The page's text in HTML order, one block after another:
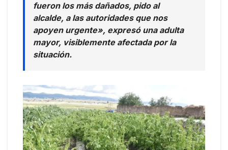
fueron los más dañados, pido al
alcalde, a las autoridades que nos
apoyen urgente», expresó una adulta
mayor, visiblemente afectada por la
situación.